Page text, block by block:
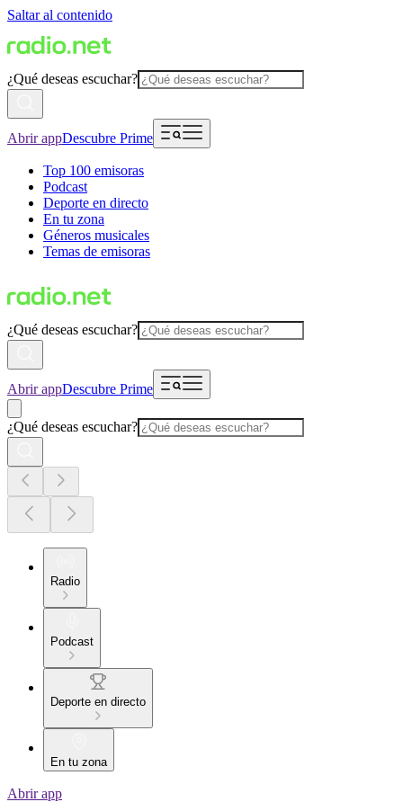
Saltar al contenido
¿Qué deseas escuchar?
Abrir appDescubre Prime
Top 100 emisoras
Podcast
Deporte en directo
En tu zona
Géneros musicales
Temas de emisoras
¿Qué deseas escuchar?
Abrir appDescubre Prime
¿Qué deseas escuchar?
Radio
Podcast
Deporte en directo
En tu zona
Abrir app